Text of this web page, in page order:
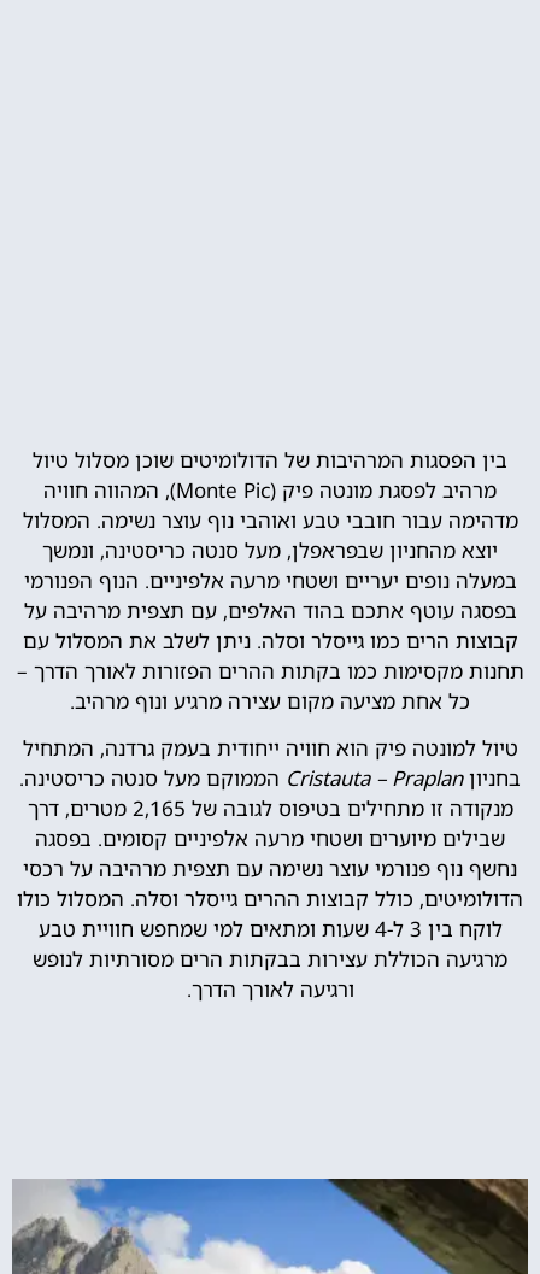
בין הפסגות המרהיבות של הדולומיטים שוכן מסלול טיול
מרהיב לפסגת מונטה פיק (Monte Pic), המהווה חוויה
מדהימה עבור חובבי טבע ואוהבי נוף עוצר נשימה. המסלול
יוצא מהחניון שבפראפלן, מעל סנטה כריסטינה, ונמשך
במעלה נופים יעריים ושטחי מרעה אלפיניים. הנוף הפנורמי
בפסגה עוטף אתכם בהוד האלפים, עם תצפית מרהיבה על
קבוצות הרים כמו גייסלר וסלה. ניתן לשלב את המסלול עם
תחנות מקסימות כמו בקתות ההרים הפזורות לאורך הדרך –
כל אחת מציעה מקום עצירה מרגיע ונוף מרהיב.
טיול למונטה פיק הוא חוויה ייחודית בעמק גרדנה, המתחיל
בחניוןCristauta – Praplan הממוקם מעל סנטה כריסטינה.
מנקודה זו מתחילים בטיפוס לגובה של 2,165 מטרים, דרך
שבילים מיוערים ושטחי מרעה אלפיניים קסומים. בפסגה
נחשף נוף פנורמי עוצר נשימה עם תצפית מרהיבה על רכסי
הדולומיטים, כולל קבוצות ההרים גייסלר וסלה. המסלול כולו
לוקח בין 3 ל-4 שעות ומתאים למי שמחפש חוויית טבע
מרגיעה הכוללת עצירות בבקתות הרים מסורתיות לנופש
ורגיעה לאורך הדרך.